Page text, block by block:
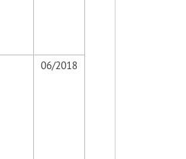
06/2018